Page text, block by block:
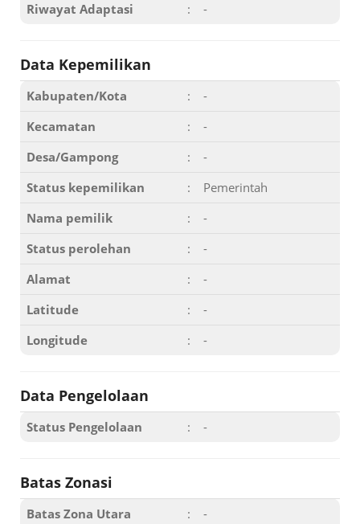
Riwayat Adaptasi
: -
Data Kepemilikan
Kabupaten/Kota :
-
Kecamatan
:
-
Desa/Gampong
:
-
Status kepemilikan
:
Pemerintah
Nama pemilik
:
-
Status perolehan
:
-
Alamat
:
-
Latitude
:
-
Longitude
: -
Data Pengelolaan
Status Pengelolaan : -
Batas Zonasi
Batas Zona Utara : -